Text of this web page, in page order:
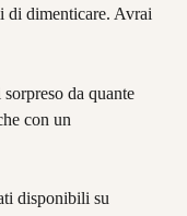
di dimenticare. Avrai
da quante
con un
disponibili su